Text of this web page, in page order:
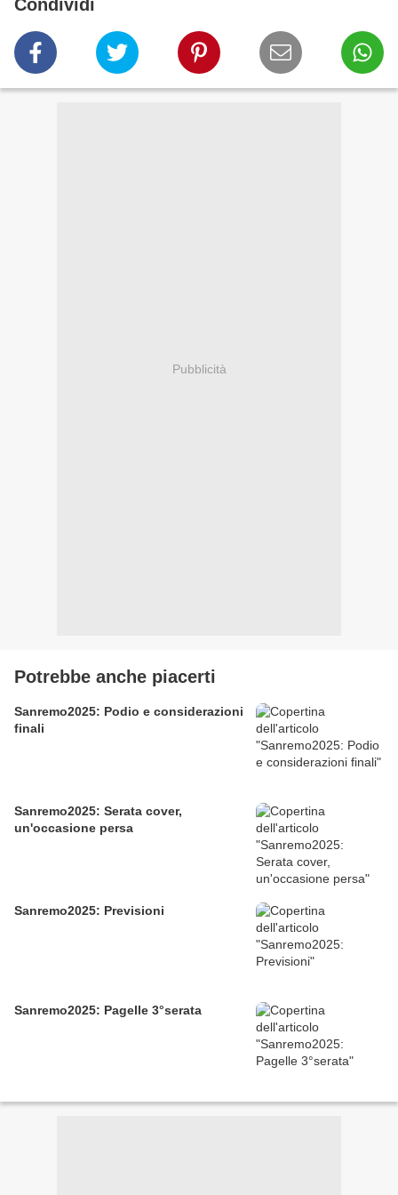
Condividi
Pubblicità
Potrebbe anche piacerti
Sanremo2025: Podio e considerazioni
finali
Sanremo2025: Serata cover,
un'occasione persa
Sanremo2025: Previsioni
Sanremo2025: Pagelle 3°serata